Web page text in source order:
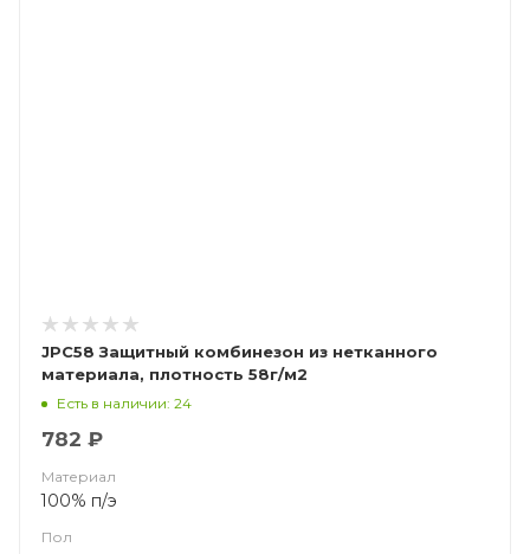
JPC58 Защитный комбинезон из нетканного
материала, плотность 58г/м2
Есть в наличии: 24
782 ₽
Материал
100% п/э
Пол